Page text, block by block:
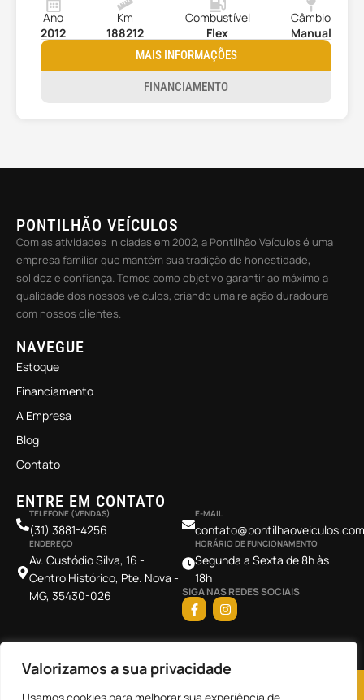
Valorizamos a sua privacidade
Ano
2012
Km
188212
Combustível
Flex
Câmbio
Manual
MAIS INFORMAÇÕES
FINANCIAMENTO
PONTILHÃO VEÍCULOS
Com as atividades iniciadas em 2002, a Pontilhão Veículos é uma
empresa familiar que mantém sua tradição de honestidade,
solidez e confiança. Temos como objetivo garantir ao máximo a
qualidade dos nossos veículos, criando uma relação duradoura
com nossos clientes.
NAVEGUE
Estoque
Financiamento
A Empresa
Blog
Contato
ENTRE EM CONTATO
TELEFONE (VENDAS)
(31) 3881-4256
ENDEREÇO
Av. Custódio Silva, 16 -
Centro Histórico, Pte. Nova -
MG, 35430-026
E-MAIL
HORÁRIO DE FUNCIONAMENTO
Segunda a Sexta de 8h às
18h
SIGA NAS REDES SOCIAIS